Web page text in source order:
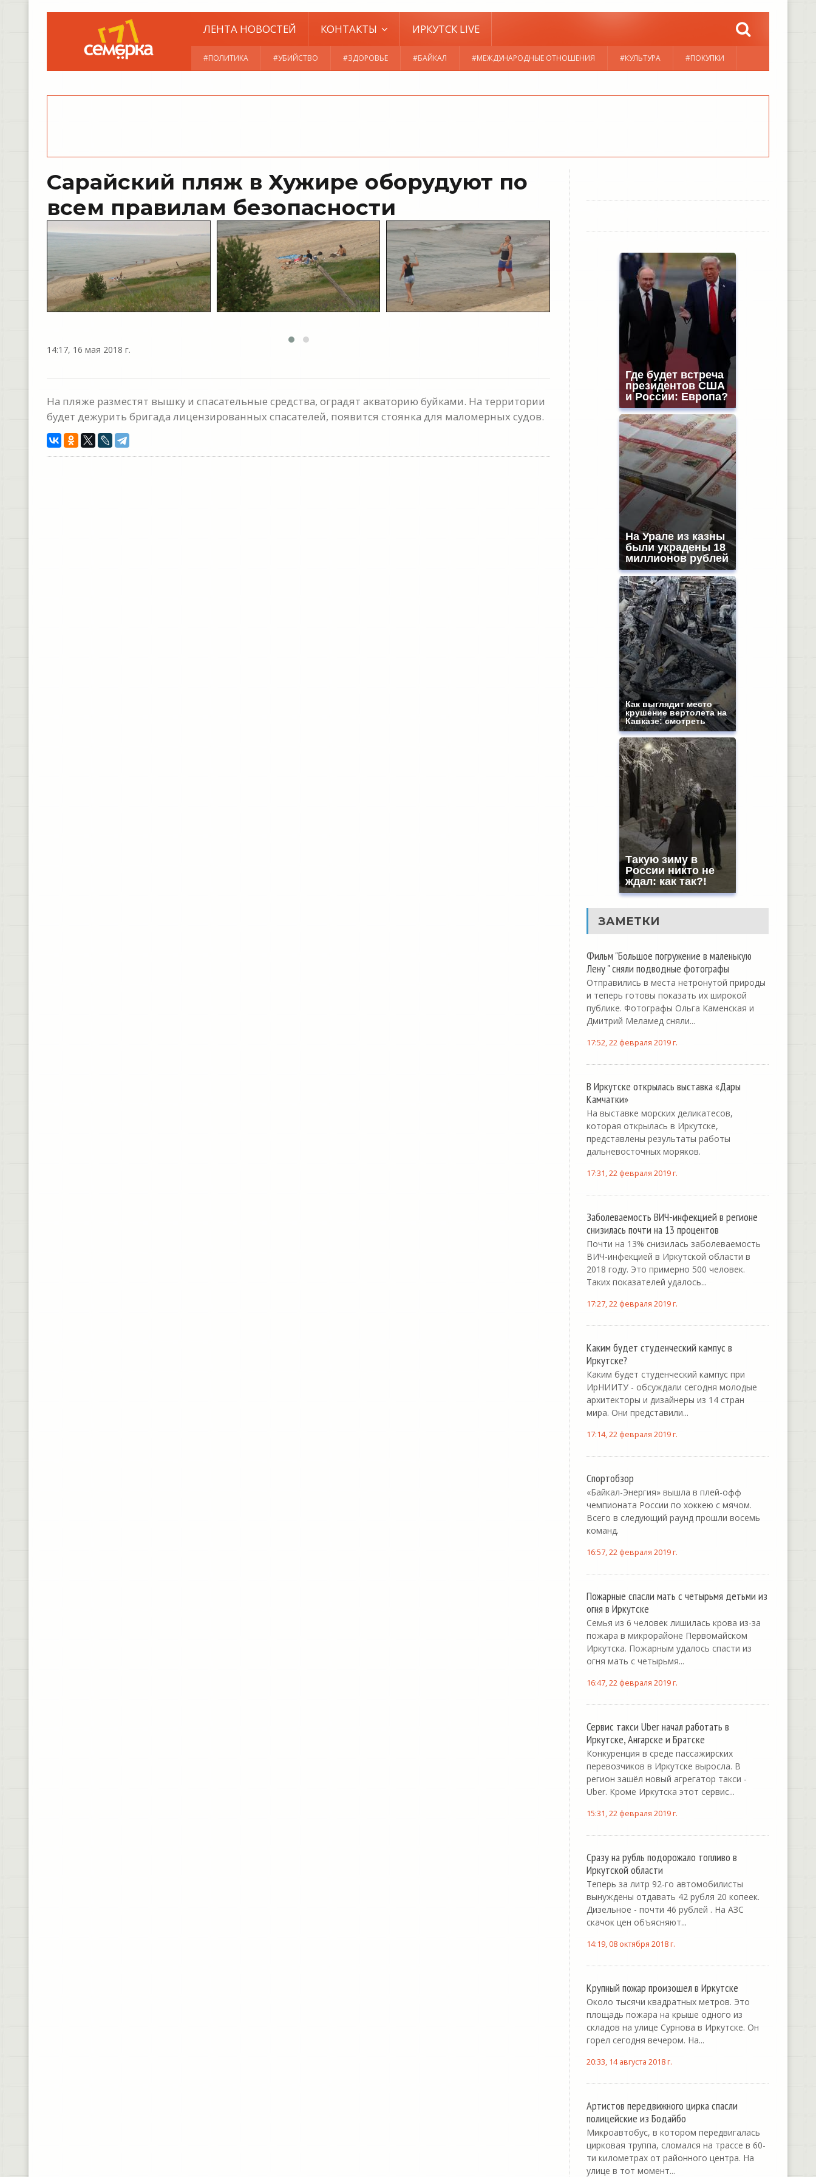
ЛЕНТА НОВОСТЕЙ КОНТАКТЫ ИРКУТСК LIVE
#ПОЛИТИКА #УБИЙСТВО #ЗДОРОВЬЕ #БАЙКАЛ #МЕЖДУНАРОДНЫЕ ОТНОШЕНИЯ #КУЛЬТУРА #ПОКУПКИ
Сарайский пляж в Хужире оборудуют по
всем правилам безопасности
14:17, 16 мая 2018 г.
На пляже разместят вышку и спасательные средства, оградят акваторию буйками. На территории
будет дежурить бригада лицензированных спасателей, появится стоянка для маломерных судов.
Где будет встреча
президентов США
и России: Европа?
На Урале из казны
были украдены 18
миллионов рублей
Как выглядит место
крушение вертолета на
Кавказе: смотреть
Такую зиму в
России никто не
ждал: как так?!
ЗАМЕТКИ
Фильм "Большое погружение в маленькую
Лену " сняли подводные фотографы
Отправились в места нетронутой природы
и теперь готовы показать их широкой
публике. Фотографы Ольга Каменская и
Дмитрий Меламед сняли...
17:52, 22 февраля 2019 г.
В Иркутске открылась выставка «Дары
Камчатки»
На выставке морских деликатесов,
которая открылась в Иркутске,
представлены результаты работы
дальневосточных моряков.
17:31, 22 февраля 2019 г.
Заболеваемость ВИЧ-инфекцией в регионе
снизилась почти на 13 процентов
Почти на 13% снизилась заболеваемость
ВИЧ-инфекцией в Иркутской области в
2018 году. Это примерно 500 человек.
Таких показателей удалось...
17:27, 22 февраля 2019 г.
Каким будет студенческий кампус в
Иркутске?
Каким будет студенческий кампус при
ИрНИИТУ - обсуждали сегодня молодые
архитекторы и дизайнеры из 14 стран
мира. Они представили...
17:14, 22 февраля 2019 г.
Спортобзор
«Байкал-Энергия» вышла в плей-офф
чемпионата России по хоккею с мячом.
Всего в следующий раунд прошли восемь
команд.
16:57, 22 февраля 2019 г.
Пожарные спасли мать с четырьмя детьми из
огня в Иркутске
Семья из 6 человек лишилась крова из-за
пожара в микрорайоне Первомайском
Иркутска. Пожарным удалось спасти из
огня мать с четырьмя...
16:47, 22 февраля 2019 г.
Сервис такси Uber начал работать в
Иркутске, Ангарске и Братске
Конкуренция в среде пассажирских
перевозчиков в Иркутске выросла. В
регион зашёл новый агрегатор такси -
Uber. Кроме Иркутска этот сервис...
15:31, 22 февраля 2019 г.
Сразу на рубль подорожало топливо в
Иркутской области
Теперь за литр 92-го автомобилисты
вынуждены отдавать 42 рубля 20 копеек.
Дизельное - почти 46 рублей . На АЗС
скачок цен объясняют...
14:19, 08 октября 2018 г.
Крупный пожар произошел в Иркутске
Около тысячи квадратных метров. Это
площадь пожара на крыше одного из
складов на улице Сурнова в Иркутске. Он
горел сегодня вечером. На...
20:33, 14 августа 2018 г.
Артистов передвижного цирка спасли
полицейские из Бодайбо
Микроавтобус, в котором передвигалась
цирковая труппа, сломался на трассе в 60-
ти километрах от районного центра. На
улице в тот момент...